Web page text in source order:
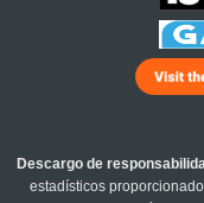
Descargo de
estadísticos